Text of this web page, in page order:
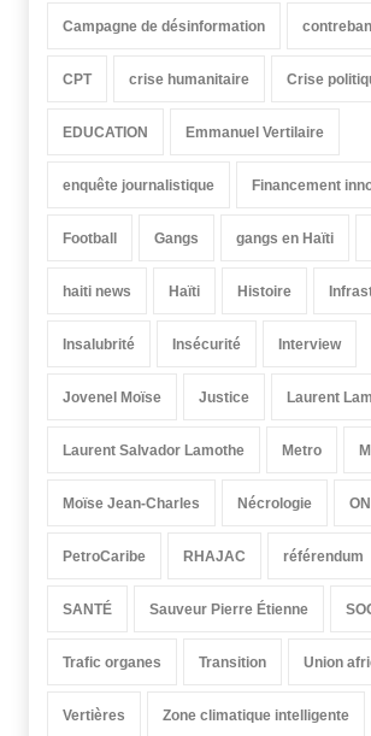
Campagne de désinformation
CPT crise humanitaire Crise
EDUCATION Emmanuel Vertilaire
enquête journalistique Financement
Football Gangs gangs en Haïti
haiti news Haïti Histoire
Insalubrité Insécurité Interview
Jovenel Moïse Justice Laurent
Laurent Salvador Lamothe Metro
Moïse Jean-Charles Nécrologie
PetroCaribe RHAJAC référendum
SANTÉ Sauveur Pierre Étienne
Trafic organes Transition Union
Vertières Zone climatique intelligente